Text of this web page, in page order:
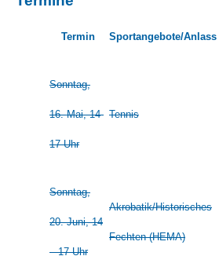
Termin Sportangebote/Anlass
Sonntag,
16. Mai, 14-
17 Uhr
Tennis
Sonntag,
20. Juni, 14
– 17 Uhr
Akrobatik/Historisches
Fechten (HEMA)